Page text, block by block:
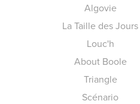
Algovie
La Taille des Jours
Louc'h
About Boole
Triangle
Scénario